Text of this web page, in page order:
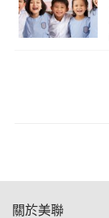
關於美聯